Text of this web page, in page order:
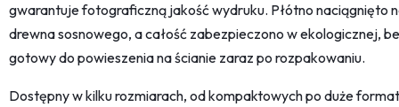
gwarantuje fotograficzną jakość wydruku. Płótno naciągnięto
drewna sosnowego, a całość zabezpieczono w ekologicznej,
gotowy do powieszenia na ścianie zaraz po rozpakowaniu.
Dostępny w kilku rozmiarach, od kompaktowych po duże